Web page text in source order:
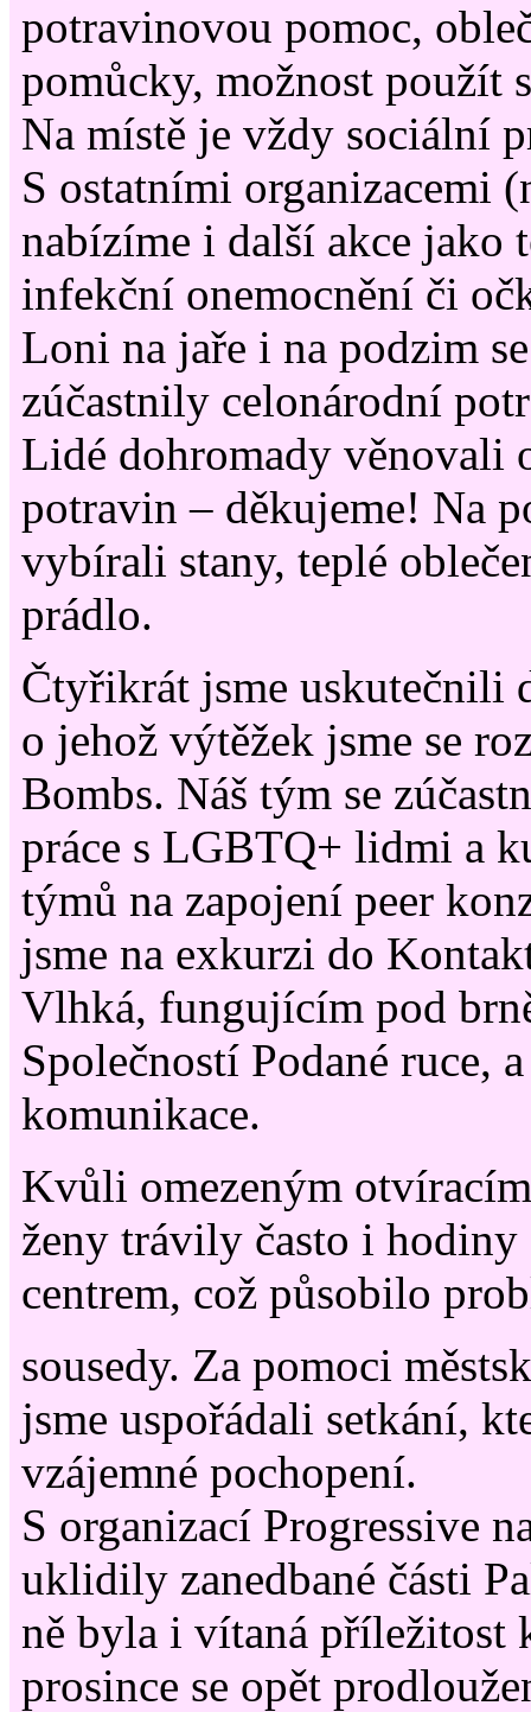
potravinovou pomoc,
pomůcky, možnost použít
Na místě je vždy sociální
S ostatními organizacemi
nabízíme i další akce jako
infekční onemocnění či
Loni na jaře i na podzim
zúčastnily celonárodní
Lidé dohromady věnovali
potravin – děkujeme! Na
vybírali stany, teplé
prádlo.
Čtyřikrát jsme uskutečnili
o jehož výtěžek jsme se
Bombs. Náš tým se
práce s LGBTQ+ lidmi a
týmů na zapojení peer
jsme na exkurzi do
Vlhká, fungujícím pod
Společností Podané ruce,
komunikace.
Kvůli omezeným
ženy trávily často i hodiny
centrem, což působilo
sousedy. Za pomoci
jsme uspořádali setkání,
vzájemné pochopení.
S organizací Progressive
uklidily zanedbané části
ně byla i vítaná příležitost
prosince se opět